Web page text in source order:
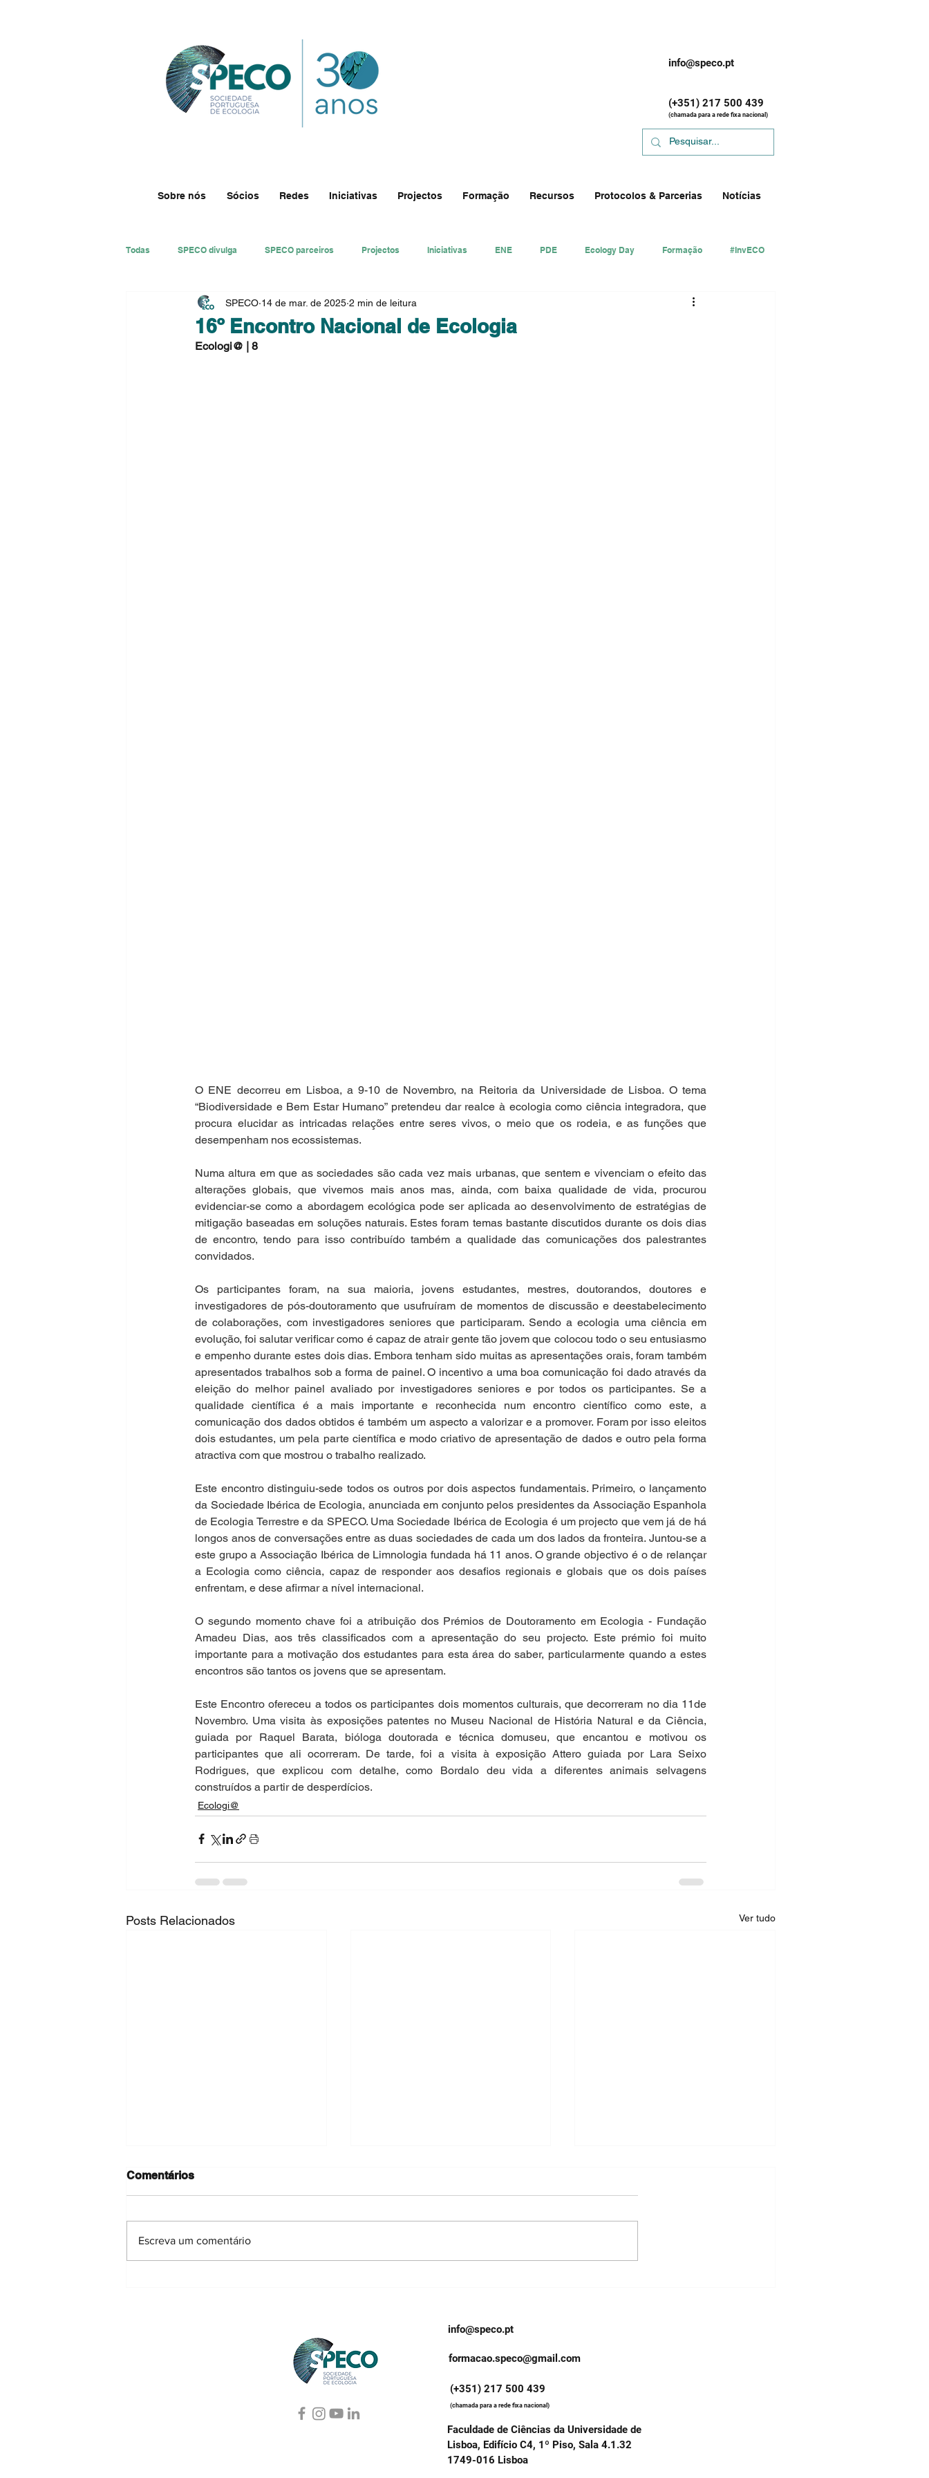
info@speco.pt
(+351) 217 500 439
(chamada para a rede fixa nacional)
Sobre nós Sócios Redes Iniciativas Projectos Formação Recursos Protocolos & Parcerias Notícias
Todas SPECO divulga SPECO parceiros Projectos Iniciativas ENE PDE Ecology Day Formação #InvECO
#DivECO Imprensa Ecologi@
16º Encontro Nacional de Ecologia
SPECO 14 de mar. de 2025 2 min de leitura
Ecologi@ | 8
O ENE decorreu em Lisboa, a 9-10 de Novembro, na Reitoria da Universidade de Lisboa. O tema
“Biodiversidade e Bem Estar Humano” pretendeu dar realce à ecologia como ciência integradora, que
procura elucidar as intricadas relações entre seres vivos, o meio que os rodeia, e as funções que
desempenham nos ecossistemas.
Numa altura em que as sociedades são cada vez mais urbanas, que sentem e vivenciam o efeito das
alterações globais, que vivemos mais anos mas, ainda, com baixa qualidade de vida, procurou
evidenciar-se como a abordagem ecológica pode ser aplicada ao desenvolvimento de estratégias de
mitigação baseadas em soluções naturais. Estes foram temas bastante discutidos durante os dois dias
de encontro, tendo para isso contribuído também a qualidade das comunicações dos palestrantes
convidados.
Os participantes foram, na sua maioria, jovens estudantes, mestres, doutorandos, doutores e
investigadores de pós-doutoramento que usufruíram de momentos de discussão e deestabelecimento
de colaborações, com investigadores seniores que participaram. Sendo a ecologia uma ciência em
evolução, foi salutar verificar como é capaz de atrair gente tão jovem que colocou todo o seu entusiasmo
e empenho durante estes dois dias. Embora tenham sido muitas as apresentações orais, foram também
apresentados trabalhos sob a forma de painel. O incentivo a uma boa comunicação foi dado através da
eleição do melhor painel avaliado por investigadores seniores e por todos os participantes. Se a
qualidade científica é a mais importante e reconhecida num encontro científico como este, a
comunicação dos dados obtidos é também um aspecto a valorizar e a promover. Foram por isso eleitos
dois estudantes, um pela parte científica e modo criativo de apresentação de dados e outro pela forma
atractiva com que mostrou o trabalho realizado.
Este encontro distinguiu-sede todos os outros por dois aspectos fundamentais. Primeiro, o lançamento
da Sociedade Ibérica de Ecologia, anunciada em conjunto pelos presidentes da Associação Espanhola
de Ecologia Terrestre e da SPECO. Uma Sociedade Ibérica de Ecologia é um projecto que vem já de há
longos anos de conversações entre as duas sociedades de cada um dos lados da fronteira. Juntou-se a
este grupo a Associação Ibérica de Limnologia fundada há 11 anos. O grande objectivo é o de relançar
a Ecologia como ciência, capaz de responder aos desafios regionais e globais que os dois países
enfrentam, e dese afirmar a nível internacional.
O segundo momento chave foi a atribuição dos Prémios de Doutoramento em Ecologia - Fundação
Amadeu Dias, aos três classificados com a apresentação do seu projecto. Este prémio foi muito
importante para a motivação dos estudantes para esta área do saber, particularmente quando a estes
encontros são tantos os jovens que se apresentam.
Este Encontro ofereceu a todos os participantes dois momentos culturais, que decorreram no dia 11de
Novembro. Uma visita às exposições patentes no Museu Nacional de História Natural e da Ciência,
guiada por Raquel Barata, bióloga doutorada e técnica domuseu, que encantou e motivou os
participantes que ali ocorreram. De tarde, foi a visita à exposição Attero guiada por Lara Seixo
Rodrigues, que explicou com detalhe, como Bordalo deu vida a diferentes animais selvagens
construídos a partir de desperdícios.
Ecologi@
Posts Relacionados Ver tudo
dynamics of its bat
Comentários
Escreva um comentário
info@speco.pt
formacao.speco@gmail.com
(+351) 217 500 439
(chamada para a rede fixa nacional)
Faculdade de Ciências da Universidade de
Lisboa, Edifício C4, 1º Piso, Sala 4.1.32
1749-016 Lisboa